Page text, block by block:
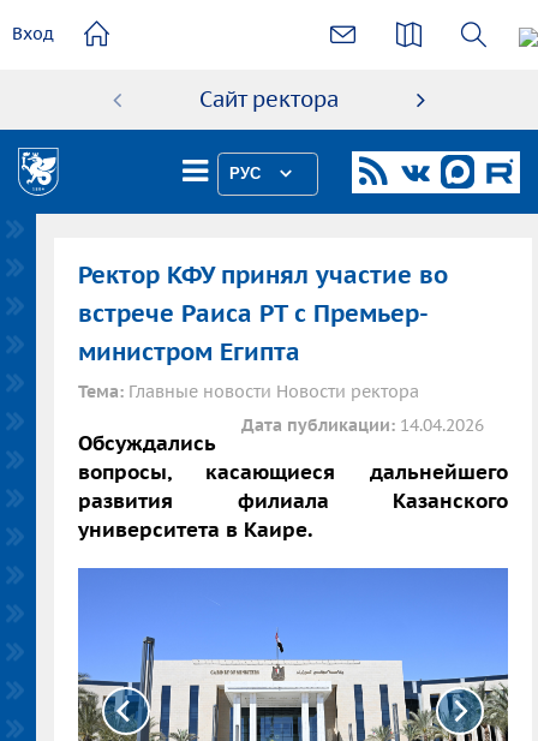
содержанию
Вход
Сайт ректора
РУС
Ректор КФУ принял участие во
встрече Раиса РТ с Премьер-
министром Египта
Тема: Главные новости Новости ректора
Дата публикации: 14.04.2026
Обсуждались
вопросы, касающиеся дальнейшего
развития филиала Казанского
университета в Каире.